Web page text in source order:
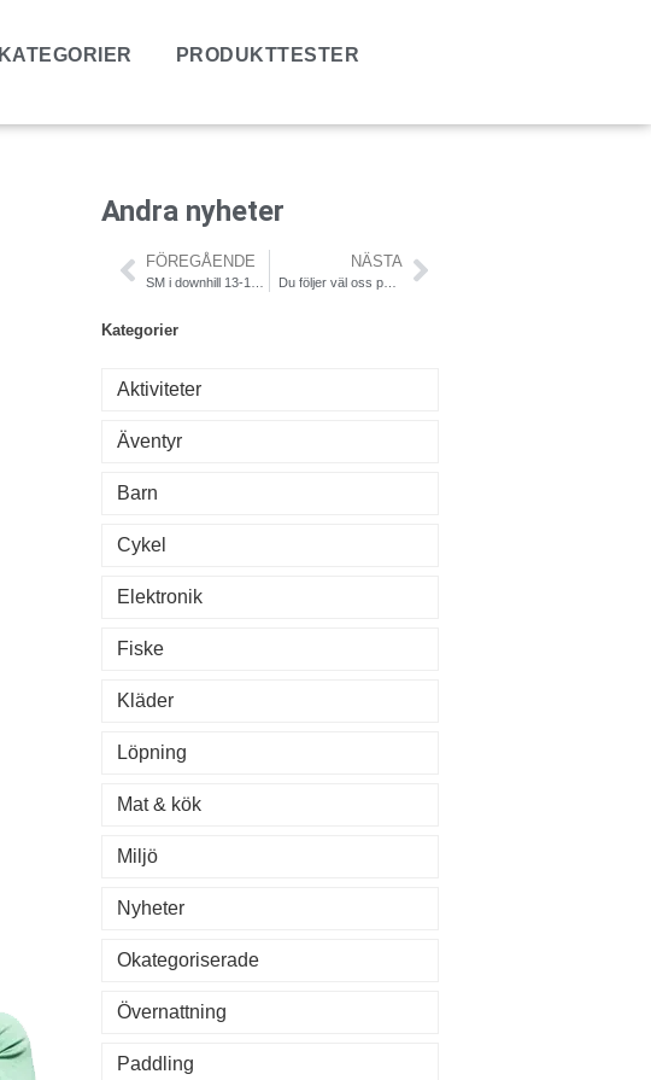
KATEGORIER PRODUKTTESTER
Andra nyheter
FÖREGÅENDE NÄSTA
Kategorier
Aktiviteter
Äventyr
Barn
Cykel
Elektronik
Fiske
Kläder
Löpning
Mat & kök
Miljö
Nyheter
Okategoriserade
Övernattning
Paddling